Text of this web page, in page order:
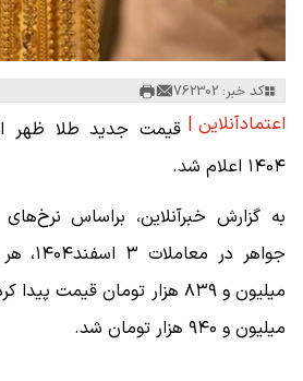
کد خبر: 762302
اعتمادآنلاین |
۱۴۰۴ اعلام شد.
به گزارش خبرآنلاین، براساس
میلیون و ۹۴۰ هزار تومان شد.